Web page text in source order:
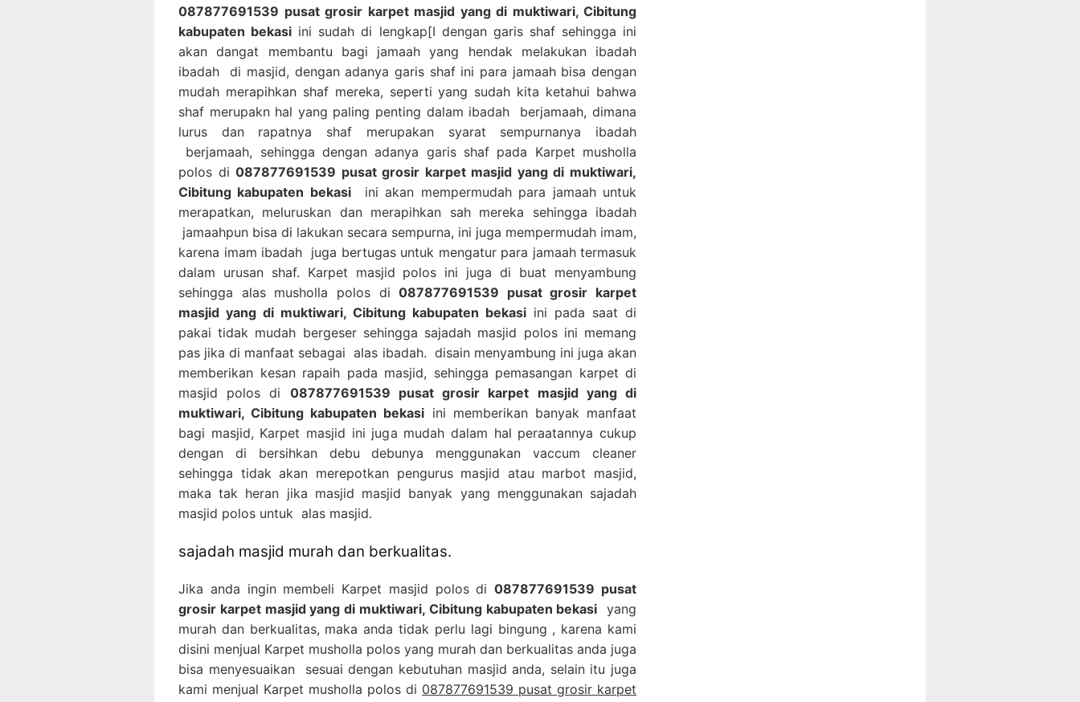
087877691539 pusat grosir karpet masjid yang di muktiwari, Cibitung
kabupaten bekasi ini sudah di lengkap[I dengan garis shaf sehingga ini
akan dangat membantu bagi jamaah yang hendak melakukan ibadah
ibadah di masjid, dengan adanya garis shaf ini para jamaah bisa dengan
mudah merapihkan shaf mereka, seperti yang sudah kita ketahui bahwa
shaf merupakn hal yang paling penting dalam ibadah berjamaah, dimana
lurus dan rapatnya shaf merupakan syarat sempurnanya ibadah
berjamaah, sehingga dengan adanya garis shaf pada Karpet musholla
polos di087877691539 pusat grosir karpet masjid yang di muktiwari,
Cibitung kabupaten bekasiini akan mempermudah para jamaah untuk
merapatkan, meluruskan dan merapihkan sah mereka sehingga ibadah
jamaahpun bisa di lakukan secara sempurna, ini juga mempermudah imam,
karena imam ibadah juga bertugas untuk mengatur para jamaah termasuk
dalam urusan shaf. Karpet masjid polos ini juga di buat menyambung
sehingga alas musholla polos di087877691539 pusat grosir karpet
masjid yang di muktiwari, Cibitung kabupaten bekasi ini pada saat di
pakai tidak mudah bergeser sehingga sajadah masjid polos ini memang
pas jika di manfaat sebagai alas ibadah. disain menyambung ini juga akan
memberikan kesan rapaih pada masjid, sehingga pemasangan karpet di
masjid polos di 087877691539 pusat grosir karpet masjid yang di
muktiwari, Cibitung kabupaten bekasi ini memberikan banyak manfaat
bagi masjid, Karpet masjid ini juga mudah dalam hal peraatannya cukup
dengan di bersihkan debu debunya menggunakan vaccum cleaner
sehingga tidak akan merepotkan pengurus masjid atau marbot masjid,
maka tak heran jika masjid masjid banyak yang menggunakan sajadah
masjid polos untuk alas masjid.
sajadah masjid murah dan berkualitas.
Jika anda ingin membeli Karpet masjid polos di087877691539 pusat
grosir karpet masjid yang di muktiwari, Cibitung kabupaten bekasi yang
murah dan berkualitas, maka anda tidak perlu lagi bingung , karena kami
disini menjual Karpet musholla polos yang murah dan berkualitas anda juga
bisa menyesuaikan sesuai dengan kebutuhan masjid anda, selain itu juga
kami menjual Karpet musholla polos di 087877691539 pusat grosir karpet